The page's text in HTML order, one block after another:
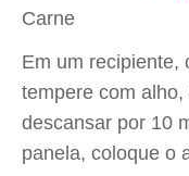
Carne
Em um recipiente,
tempere com
descansar por 10
panela, coloque o